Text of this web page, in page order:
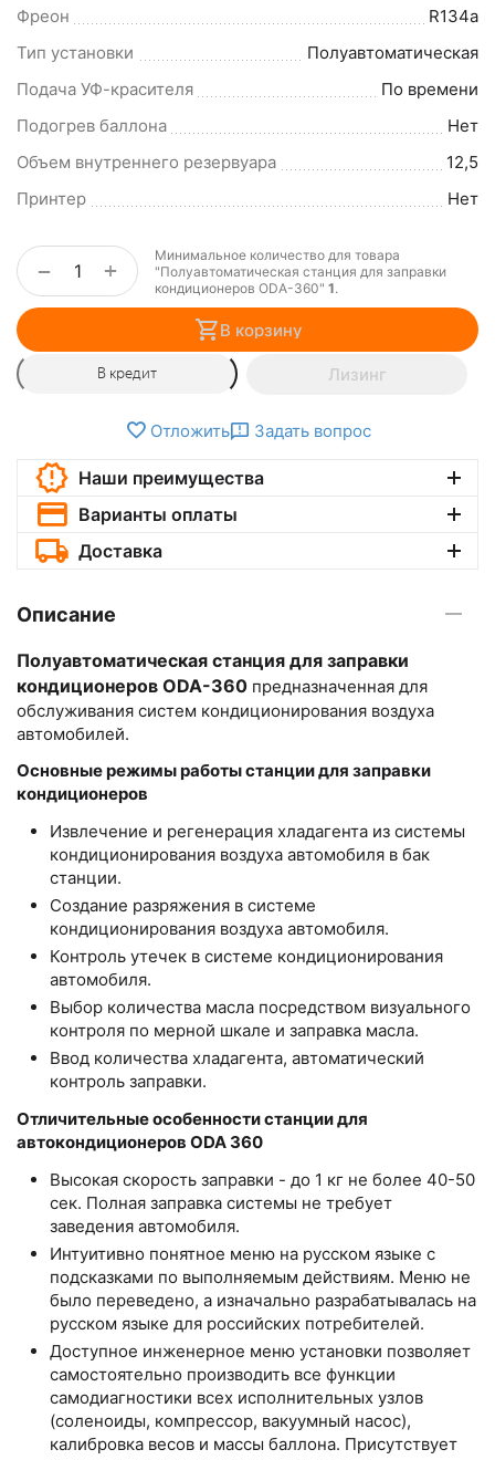
Фреон
R134a
Тип установки
Полуавтоматическая
Подача УФ-красителя
По времени
Подогрев баллона
Нет
Объем внутреннего резервуара
12,5
Принтер
Нет
+
−
Минимальное количество для товара
"Полуавтоматическая станция для заправки
кондиционеров ODA-360" 1.
В корзину
В кредит Лизинг
Отложить Задать вопрос
Наши преимущества
Варианты оплаты
Доставка
Описание
Полуавтоматическая станция для заправки
кондиционеров ODA-360 предназначенная для
обслуживания систем кондиционирования воздуха
автомобилей.
Основные режимы работы станции для заправки
кондиционеров
Извлечение и регенерация хладагента из системы
кондиционирования воздуха автомобиля в бак
станции.
Создание разряжения в системе
кондиционирования воздуха автомобиля.
Контроль утечек в системе кондиционирования
автомобиля.
Выбор количества масла посредством визуального
контроля по мерной шкале и заправка масла.
Ввод количества хладагента, автоматический
контроль заправки.
Отличительные особенности станции для
автокондиционеров ODA 360
Высокая скорость заправки - до 1 кг не более 40-50
сек. Полная заправка системы не требует
заведения автомобиля.
Интуитивно понятное меню на русском языке с
подсказками по выполняемым действиям. Меню не
было переведено, а изначально разрабатывалась на
русском языке для российских потребителей.
Доступное инженерное меню установки позволяет
самостоятельно производить все функции
самодиагностики всех исполнительных узлов
(соленоиды, компрессор, вакуумный насос),
калибровка весов и массы баллона. Присутствует